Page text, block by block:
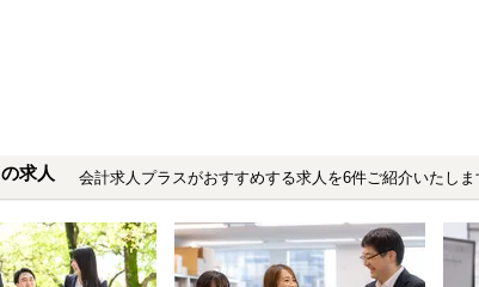
理士法人＞
で事業展開
名以上に拡大
・財務・労務まで対応
籍しワンストップ支援
求人 会計求人プラスがおすすめする求人を6件ご紹介いたしま